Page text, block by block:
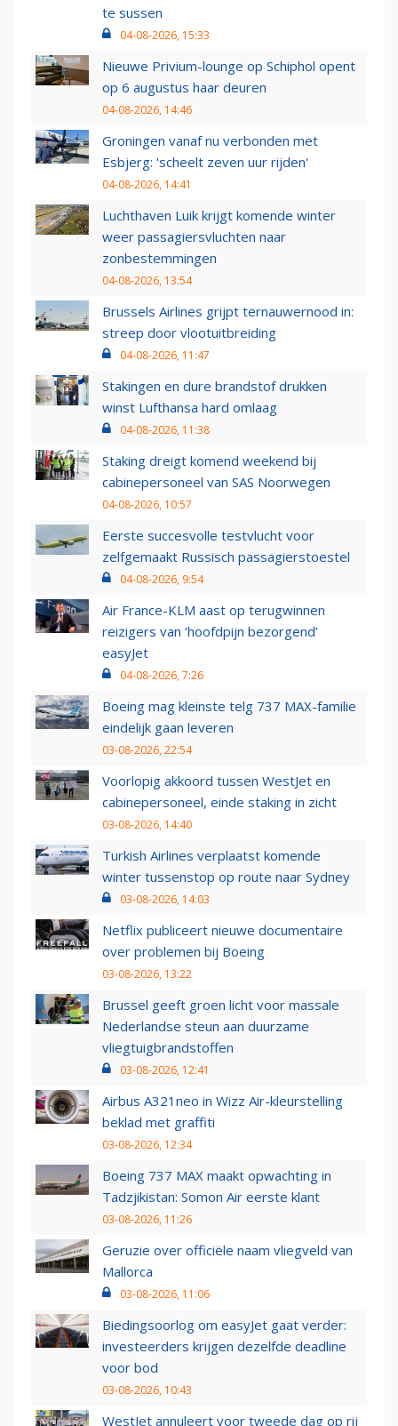
te sussen
04-08-2026, 15:33
Nieuwe Privium-lounge op Schiphol opent
op 6 augustus haar deuren
04-08-2026, 14:46
Groningen vanaf nu verbonden met
Esbjerg: 'scheelt zeven uur rijden'
04-08-2026, 14:41
Luchthaven Luik krijgt komende winter
weer passagiersvluchten naar
zonbestemmingen
04-08-2026, 13:54
Brussels Airlines grijpt ternauwernood in:
streep door vlootuitbreiding
04-08-2026, 11:47
Stakingen en dure brandstof drukken
winst Lufthansa hard omlaag
04-08-2026, 11:38
Staking dreigt komend weekend bij
cabinepersoneel van SAS Noorwegen
04-08-2026, 10:57
Eerste succesvolle testvlucht voor
zelfgemaakt Russisch passagierstoestel
04-08-2026, 9:54
Air France-KLM aast op terugwinnen
reizigers van ‘hoofdpijn bezorgend’
easyJet
04-08-2026, 7:26
Boeing mag kleinste telg 737 MAX-familie
eindelijk gaan leveren
03-08-2026, 22:54
Voorlopig akkoord tussen WestJet en
cabinepersoneel, einde staking in zicht
03-08-2026, 14:40
Turkish Airlines verplaatst komende
winter tussenstop op route naar Sydney
03-08-2026, 14:03
Netflix publiceert nieuwe documentaire
over problemen bij Boeing
03-08-2026, 13:22
Brussel geeft groen licht voor massale
Nederlandse steun aan duurzame
vliegtuigbrandstoffen
03-08-2026, 12:41
Airbus A321neo in Wizz Air-kleurstelling
beklad met graffiti
03-08-2026, 12:34
Boeing 737 MAX maakt opwachting in
Tadzjikistan: Somon Air eerste klant
03-08-2026, 11:26
Geruzie over officiële naam vliegveld van
Mallorca
03-08-2026, 11:06
Biedingsoorlog om easyJet gaat verder:
investeerders krijgen dezelfde deadline
voor bod
03-08-2026, 10:43
WestJet annuleert voor tweede dag op rij